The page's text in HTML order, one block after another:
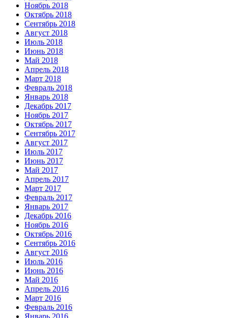
Ноябрь 2018
Октябрь 2018
Сентябрь 2018
Август 2018
Июль 2018
Июнь 2018
Май 2018
Апрель 2018
Март 2018
Февраль 2018
Январь 2018
Декабрь 2017
Ноябрь 2017
Октябрь 2017
Сентябрь 2017
Август 2017
Июль 2017
Июнь 2017
Май 2017
Апрель 2017
Март 2017
Февраль 2017
Январь 2017
Декабрь 2016
Ноябрь 2016
Октябрь 2016
Сентябрь 2016
Август 2016
Июль 2016
Июнь 2016
Май 2016
Апрель 2016
Март 2016
Февраль 2016